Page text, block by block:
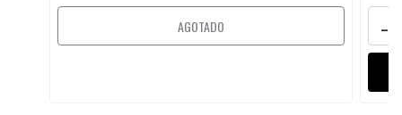
AGOTADO -